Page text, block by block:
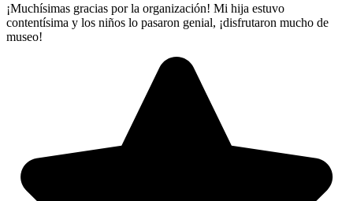
¡Muchísimas gracias por la organización! Mi hija estuvo
contentísima y los niños lo pasaron genial, ¡disfrutaron mucho de
museo!